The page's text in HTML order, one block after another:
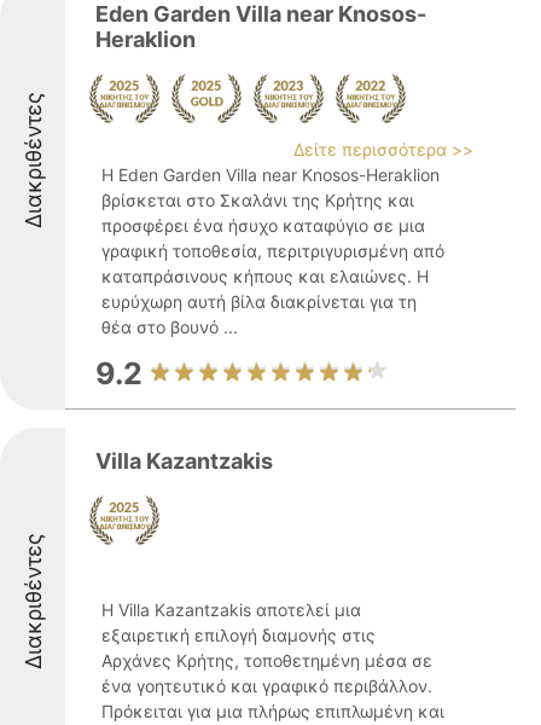
Διακριθέντες
Eden Garden Villa near Knosos-
Heraklion
Δείτε περισσότερα >>
Η Eden Garden Villa near Knosos-Heraklion
βρίσκεται στο Σκαλάνι της Κρήτης και
προσφέρει ένα ήσυχο καταφύγιο σε μια
γραφική τοποθεσία, περιτριγυρισμένη από
καταπράσινους κήπους και ελαιώνες. Η
ευρύχωρη αυτή βίλα διακρίνεται για τη
θέα στο βουνό ...
9.2
Διακριθέντες
Villa Kazantzakis
Η Villa Kazantzakis αποτελεί μια
εξαιρετική επιλογή διαμονής στις
Αρχάνες Κρήτης, τοποθετημένη μέσα σε
ένα γοητευτικό και γραφικό περιβάλλον.
Πρόκειται για μια πλήρως επιπλωμένη και